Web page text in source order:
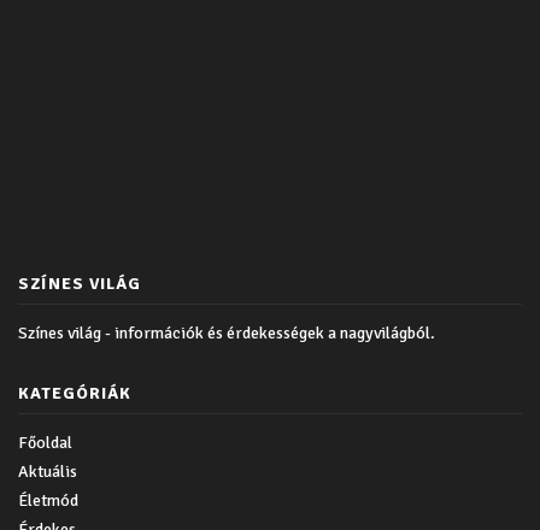
SZÍNES VILÁG
Színes világ - információk és érdekességek a nagyvilágból.
KATEGÓRIÁK
Főoldal
Aktuális
Életmód